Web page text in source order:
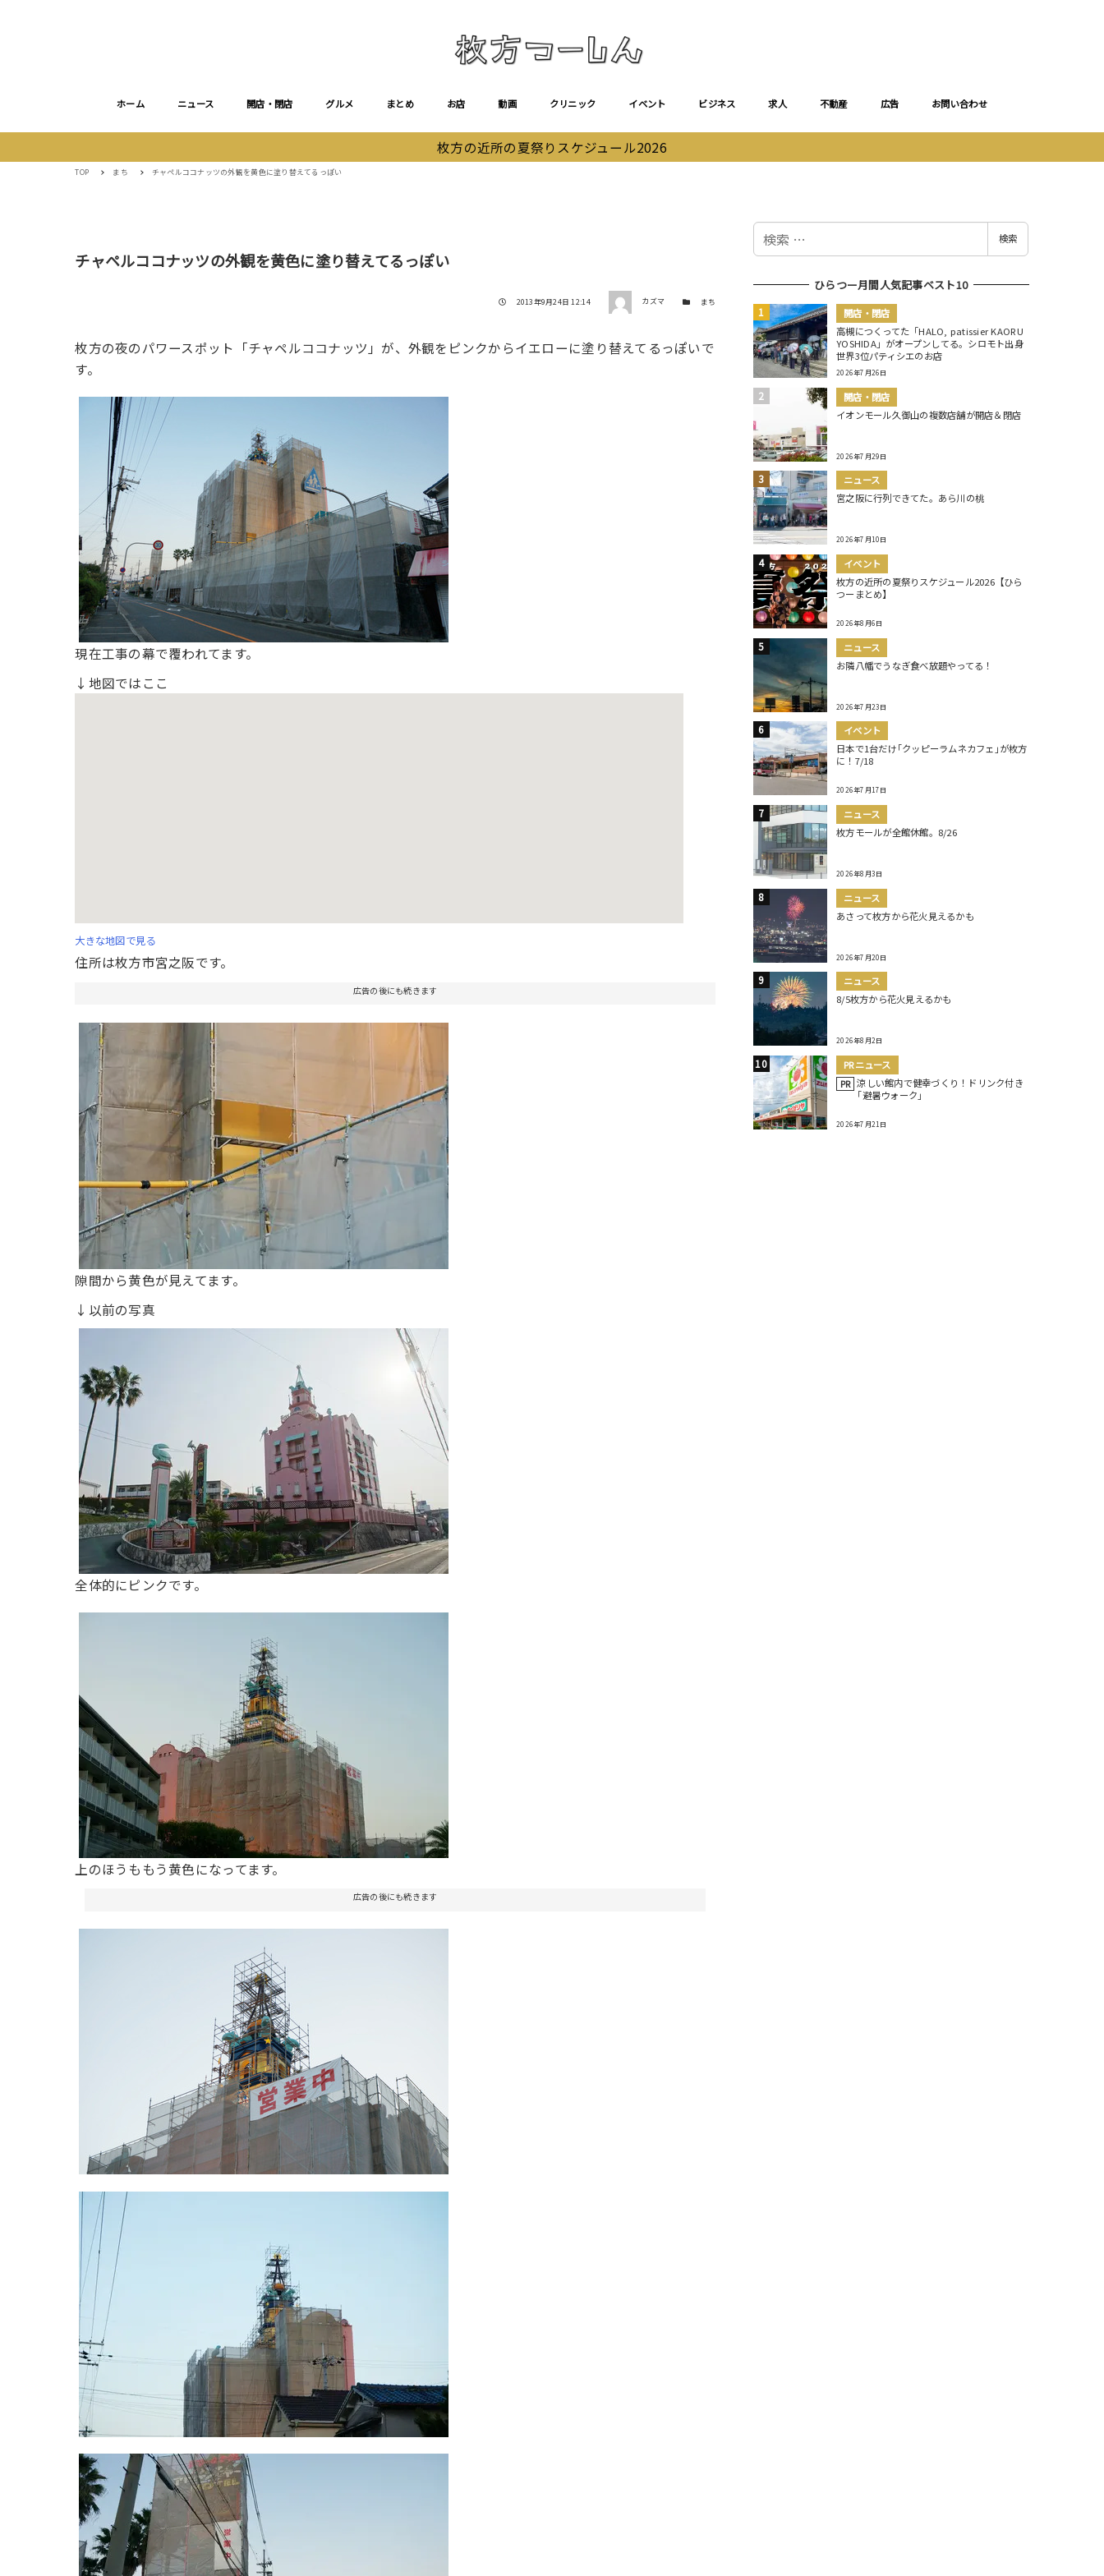
ホーム ニュース 開店・閉店 グルメ まとめ お店 動画 クリニック イベント ビジネス 求人 不動産 広告 お問い合わせ
枚方の近所の夏祭りスケジュール2026
TOP まち チャペルココナッツの外観を黄色に塗り替えてるっぽい
チャペルココナッツの外観を黄色に塗り替えてるっぽい
投稿日
2013年9月24日 12:14 著者 カズマ カテゴリー
まち
枚方の夜のパワースポット「チャペルココナッツ」が、外観をピンクからイエローに塗り替えてるっぽいで
す。
現在工事の幕で覆われてます。
↓地図ではここ
大きな地図で見る
住所は枚方市宮之阪です。
広告の後にも続きます
隙間から黄色が見えてます。
↓以前の写真
全体的にピンクです。
上のほうももう黄色になってます。
広告の後にも続きます
検
検索
ひらつー月間人気記事ベスト10
開店・閉店
高槻につくってた「HALO, patissier KAORU
YOSHIDA」がオープンしてる。シロモト出身
世界3位パティシエのお店
2026年7月26日
開店・閉店
イオンモール久御山の複数店舗が開店＆閉店
2026年7月29日
ニュース
宮之阪に行列できてた。あら川の桃
2026年7月10日
イベント
枚方の近所の夏祭りスケジュール2026【ひら
つーまとめ】
2026年8月6日
ニュース
お隣八幡でうなぎ食べ放題やってる！
2026年7月23日
イベント
日本で1台だけ｢クッピーラムネカフェ｣が枚方
に！7/18
2026年7月17日
ニュース
枚方モールが全館休館。8/26
2026年8月3日
ニュース
あさって枚方から花火見えるかも
2026年7月20日
ニュース
8/5枚方から花火見えるかも
2026年8月2日
PRニュース
PR 涼しい館内で健幸づくり！ドリンク付き
｢避暑ウォーク｣
2026年7月21日